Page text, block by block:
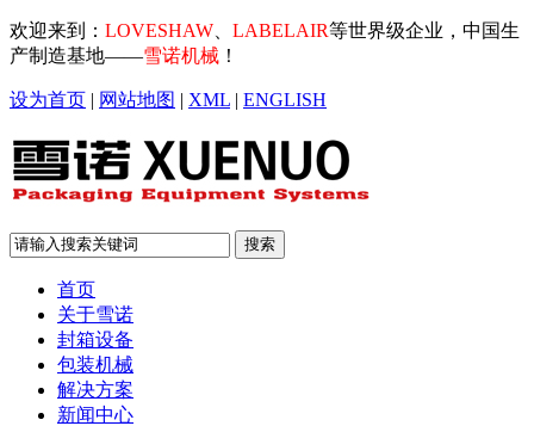
欢迎来到： LOVESHAW LABELAIR等世界级企业，中国生
产制造基地——雪诺机械 ！
设为首页 | 网站地图 | XML | ENGLISH
首页
关于雪诺
封箱设备
包装机械
解决方案
新闻中心